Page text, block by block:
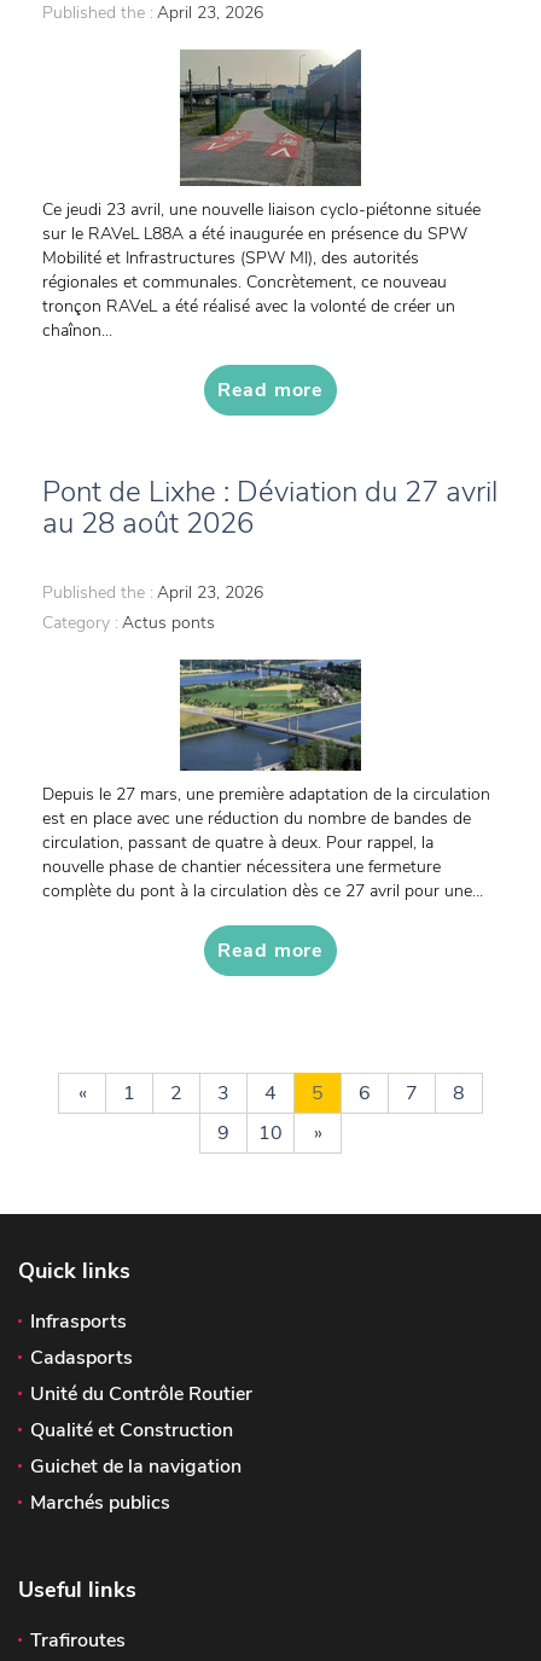
Published the : April 23, 2026
Ce jeudi 23 avril, une nouvelle liaison cyclo-piétonne située
sur le RAVeL L88A a été inaugurée en présence du SPW
Mobilité et Infrastructures (SPW MI), des autorités
régionales et communales. Concrètement, ce nouveau
tronçon RAVeL a été réalisé avec la volonté de créer un
chaînon...
Read more
Pont de Lixhe : Déviation du 27 avril
au 28 août 2026
Published the : April 23, 2026
Category : Actus ponts
Depuis le 27 mars, une première adaptation de la circulation
est en place avec une réduction du nombre de bandes de
circulation, passant de quatre à deux. Pour rappel, la
nouvelle phase de chantier nécessitera une fermeture
complète du pont à la circulation dès ce 27 avril pour une...
Read more
« 1 2 3 4 5 6 7
8
9
10 »
Quick links
Infrasports
Cadasports
Unité du Contrôle Routier
Qualité et Construction
Guichet de la navigation
Marchés publics
Useful links
Trafiroutes